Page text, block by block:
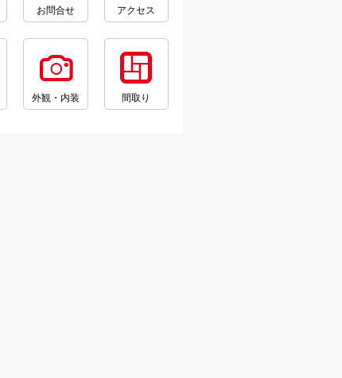
お問合せ アクセス
外観・内装 間取り